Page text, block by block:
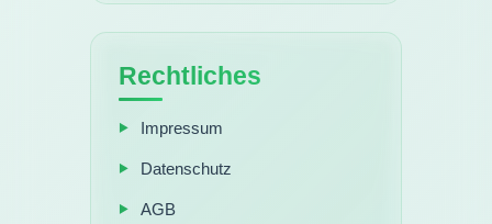
Rechtliches
Impressum
Datenschutz
AGB